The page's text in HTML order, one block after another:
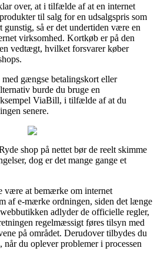
over, at i tilfælde af at en internet
til salg for en udsalgspris som
så er det undertiden være en
virksomhed. Kortkøb er på den
vedtægt, hvilket forsvarer køber
gængse betalingskort eller
burde du bruge en
ViaBill, i tilfælde af at du
senere.
shop på nettet bør de reelt skimme
dog er det mange gange et
være at bemærke om internet
af e-mærke ordningen, siden det længe
adlyder de officielle regler,
regelmæssigt føres tilsyn med
på området. Derudover tilbydes du
du oplever problemer i processen